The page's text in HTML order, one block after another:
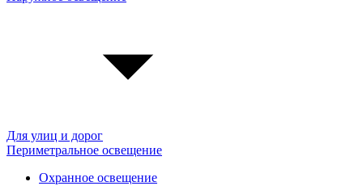
Для улиц и дорог
Периметральное освещение
Охранное освещение